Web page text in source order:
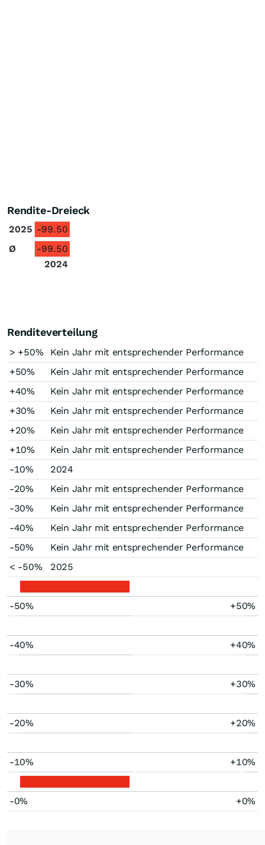
Rendite-Dreieck
2025 -99.50
Ø
-99.50
2024
Renditeverteilung
> +50%
Kein Jahr mit entsprechender Performance
+50%
Kein Jahr mit entsprechender Performance
+40%
Kein Jahr mit entsprechender Performance
+30%
Kein Jahr mit entsprechender Performance
+20%
Kein Jahr mit entsprechender Performance
+10%
Kein Jahr mit entsprechender Performance
-10%
2024
-20%
Kein Jahr mit entsprechender Performance
-30%
Kein Jahr mit entsprechender Performance
-40%
Kein Jahr mit entsprechender Performance
-50%
Kein Jahr mit entsprechender Performance
< -50%
2025
-50% +50%
-40% +40%
-30% +30%
-20% +20%
-10% +10%
-0% +0%